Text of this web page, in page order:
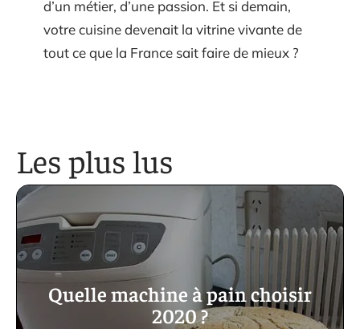
d’un métier, d’une passion. Et si demain,
votre cuisine devenait la vitrine vivante de
tout ce que la France sait faire de mieux ?
Les plus lus
Quelle machine à pain choisir
2020 ?